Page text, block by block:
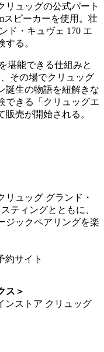
リュッグの公式パート
スピーカーを使用。壮
ド・キュヴェ 170 エ
る。
堪能できる仕組みと
その場でクリュッグ
誕生の物語を紐解きな
できる「クリュッグエ
売が開始される。
リュッグ グランド・
ティングとともに、
ジックペアリングを楽
約サイト
ス＞
ンストア クリュッグ